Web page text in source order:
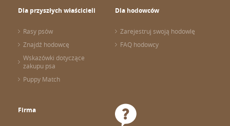
Dla przyszłych właścicieli
Rasy psów
Znajdź hodowcę
Wskazówki dotyczące
zakupu psa
Puppy Match
Dla hodowców
Zarejestruj swoją hodowlę
FAQ hodowcy
Firma